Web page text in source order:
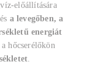
előállítására
a levegőben, a
energiát
hőcserélőkön
.